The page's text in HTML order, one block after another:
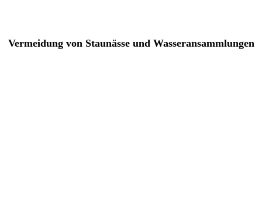
Vermeidung von Staunässe und Wasseransammlungen